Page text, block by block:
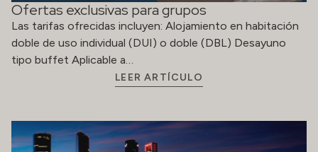
Ofertas exclusivas para grupos
Las tarifas ofrecidas incluyen: Alojamiento en habitación
doble de uso individual (DUI) o doble (DBL) Desayuno
tipo buffet Aplicable a…
LEER ARTÍCULO